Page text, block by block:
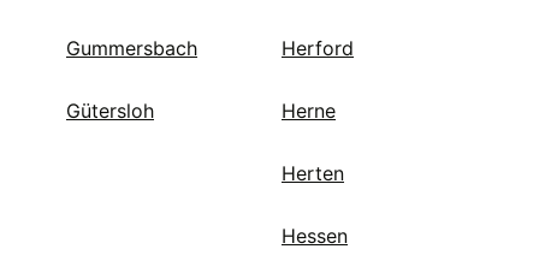
Gummersbach
Gütersloh
Herford
Herne
Herten
Hessen